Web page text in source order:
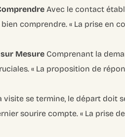
Avec le contact
comprendre. « La prise en
Mesure Comprenant la
« La proposition de
visite se termine, le départ doit
sourire compte. « La prise